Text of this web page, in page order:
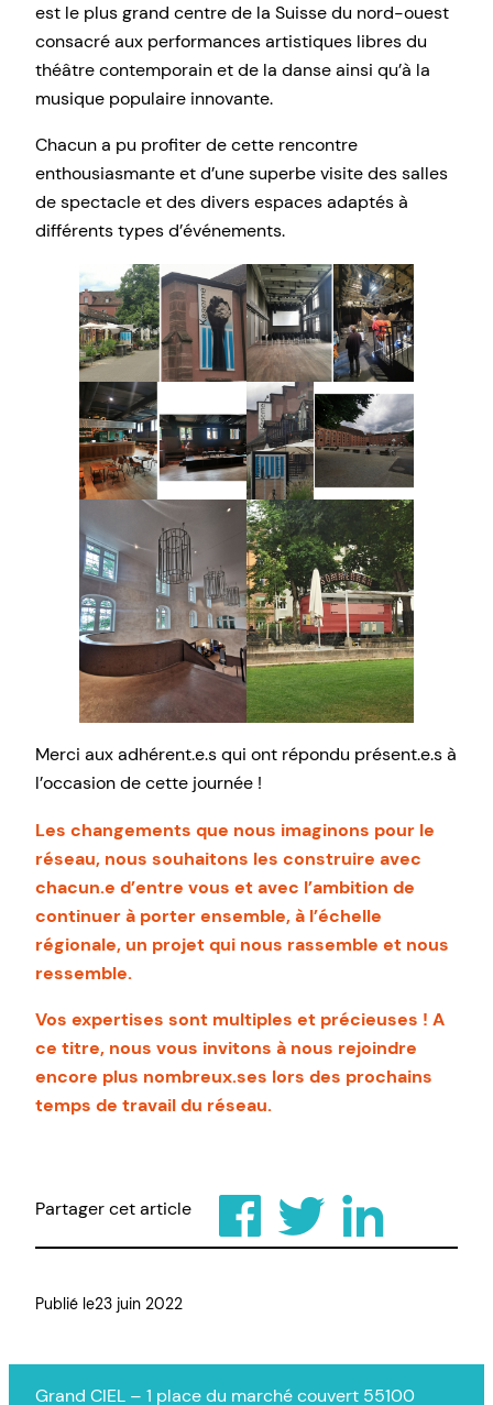
est le plus grand centre de la Suisse du nord-ouest
consacré aux performances artistiques libres du
théâtre contemporain et de la danse ainsi qu’à la
musique populaire innovante.
Chacun a pu profiter de cette rencontre
enthousiasmante et d’une superbe visite des salles
de spectacle et des divers espaces adaptés à
différents types d’événements.
Merci aux adhérent.e.s qui ont répondu présent.e.s à
l’occasion de cette journée !
Les changements que nous imaginons pour le
réseau, nous souhaitons les construire avec
chacun.e d’entre vous et avec l’ambition de
continuer à porter ensemble, à l’échelle
régionale, un projet qui nous rassemble et nous
ressemble.
Vos expertises sont multiples et précieuses ! A
ce titre, nous vous invitons à nous rejoindre
encore plus nombreux.ses lors des prochains
temps de travail du réseau.
Partager cet article
Publié le23 juin 2022
Grand CIEL – 1 place du marché couvert 55100